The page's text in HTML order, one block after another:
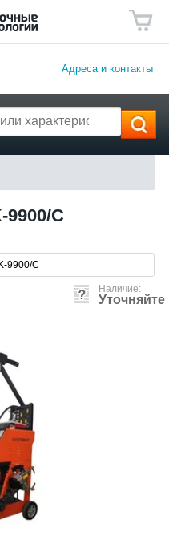
Адреса и контакты
9900/C
9900/C
Наличие:
Уточняйте